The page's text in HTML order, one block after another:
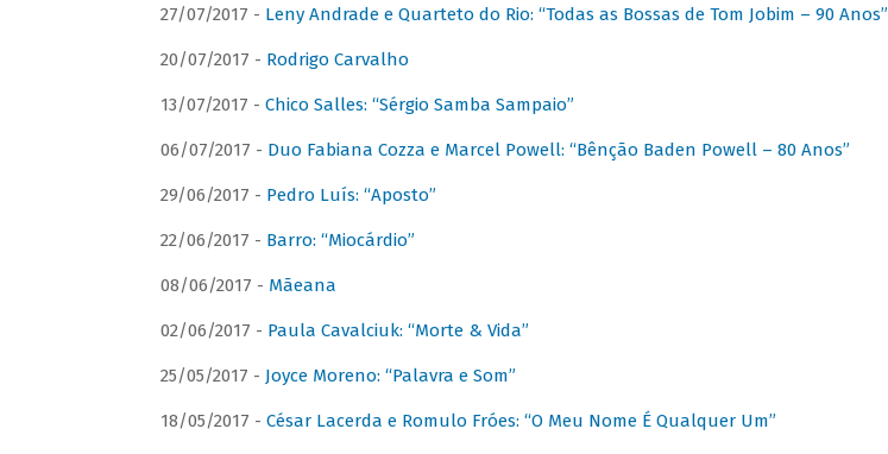
27/07/2017 - Leny Andrade e Quarteto do Rio: “Todas as Bossas de Tom Jobim – 90 Anos”
20/07/2017 - Rodrigo Carvalho
13/07/2017 - Chico Salles: “Sérgio Samba Sampaio”
06/07/2017 - Duo Fabiana Cozza e Marcel Powell: “Bênção Baden Powell – 80 Anos”
29/06/2017 - Pedro Luís: “Aposto”
22/06/2017 - Barro: “Miocárdio”
08/06/2017 - Mãeana
02/06/2017 - Paula Cavalciuk: “Morte & Vida”
25/05/2017 - Joyce Moreno: “Palavra e Som”
18/05/2017 - César Lacerda e Romulo Fróes: “O Meu Nome É Qualquer Um”